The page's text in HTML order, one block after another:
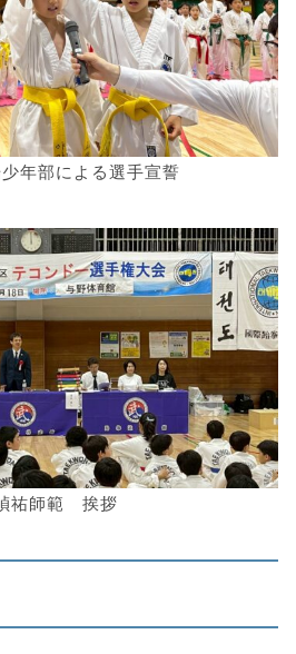
年部による選手宣誓
祐師範 挨拶